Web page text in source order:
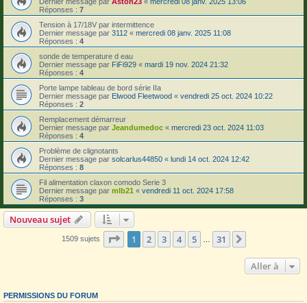
Réponses : 7
Tension à 17/18V par intermittence
Dernier message par 3112 « mercredi 08 janv. 2025 11:08
Réponses : 4
sonde de temperature d eau
Dernier message par FiFi929 « mardi 19 nov. 2024 21:32
Réponses : 4
Porte lampe tableau de bord série IIa
Dernier message par Elwood Fleetwood « vendredi 25 oct. 2024 10:22
Réponses : 2
Remplacement démarreur
Dernier message par Jeandumedoc « mercredi 23 oct. 2024 11:03
Réponses : 4
Problème de clignotants
Dernier message par solcarlus44850 « lundi 14 oct. 2024 12:42
Réponses : 8
Fil alimentation claxon comodo Serie 3
Dernier message par mlb21 « vendredi 11 oct. 2024 17:58
Réponses : 3
Nouveau sujet
1509 sujets Page 1sur31
1 2 3 4 5 31
Aller à
PERMISSIONS DU FORUM